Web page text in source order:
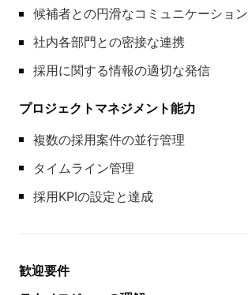
候補者との円滑なコミュニケーション
社内各部門との密接な連携
採用に関する情報の適切な発信
プロジェクトマネジメント能力
複数の採用案件の並行管理
タイムライン管理
採用KPIの設定と達成
歓迎要件